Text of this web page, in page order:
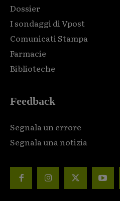
Dossier
I sondaggi di Vpost
Comunicati Stampa
Farmacie
Biblioteche
Feedback
Segnala un errore
Segnala una notizia